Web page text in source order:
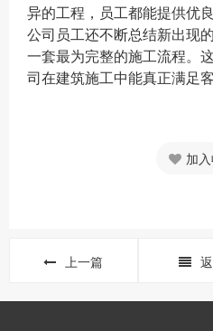
异的工程，员工都能提供优
公司员工还不断总结新出现
一套最为完整的施工流程。
司在建筑施工中能真正满足
加
上一篇